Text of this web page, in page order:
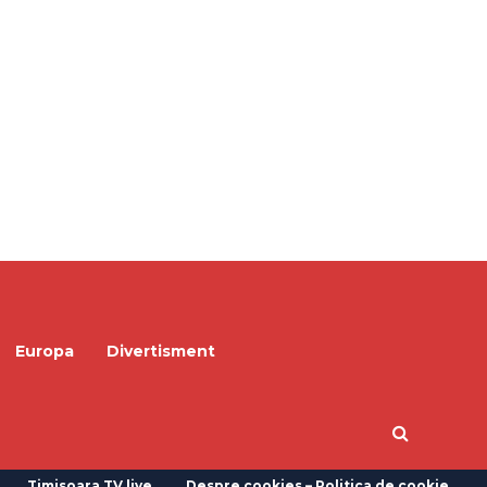
Europa
Divertisment